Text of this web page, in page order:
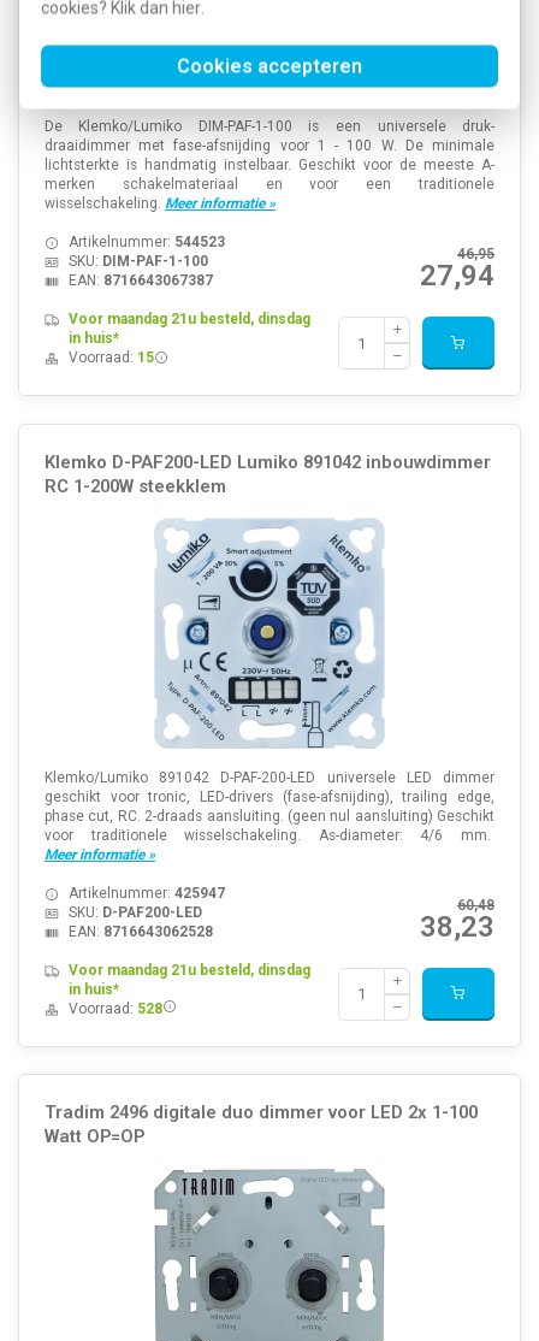
cookies? Klik dan hier
Cookies accepteren
De Klemko/Lumiko DIM-PAF-1-100 is een universele druk-
draaidimmer met fase-afsnijding voor 1 - 100 W. De minimale
lichtsterkte is handmatig instelbaar. Geschikt voor de meeste A-
merken schakelmateriaal en voor een traditionele
wisselschakeling. Meer informatie »
46,95
27,94
Artikelnummer: 544523
SKU: DIM-PAF-1-100
EAN: 8716643067387
Voor maandag 21u besteld, dinsdag
in huis*
Voorraad: 15
Klemko D-PAF200-LED Lumiko 891042 inbouwdimmer
RC 1-200W steekklem
Klemko/Lumiko 891042 D-PAF-200-LED universele LED dimmer
geschikt voor tronic, LED-drivers (fase-afsnijding), trailing edge,
phase cut, RC. 2-draads aansluiting. (geen nul aansluiting) Geschikt
voor traditionele wisselschakeling. As-diameter: 4/6 mm.
Meer informatie »
60,48
38,23
Artikelnummer: 425947
SKU: D-PAF200-LED
EAN: 8716643062528
Voor maandag 21u besteld, dinsdag
in huis*
Voorraad: 528
Tradim 2496 digitale duo dimmer voor LED 2x 1-100
Watt OP=OP